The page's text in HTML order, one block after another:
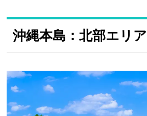
沖縄本島：北部エリア